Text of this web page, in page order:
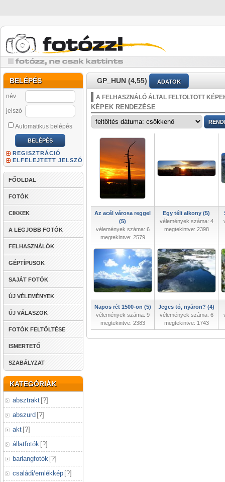
BELÉPÉS
név
jelszó
Automatikus belépés
REGISZTRÁCIÓ
ELFELEJTETT JELSZÓ
FŐOLDAL
FOTÓK
CIKKEK
A LEGJOBB FOTÓK
FELHASZNÁLÓK
GÉPTÍPUSOK
SAJÁT FOTÓK
ÚJ VÉLEMÉNYEK
ÚJ VÁLASZOK
FOTÓK FELTÖLTÉSE
ISMERTETŐ
SZABÁLYZAT
KATEGÓRIÁK
absztrakt [?]
abszurd [?]
akt [?]
állatfotók [?]
barlangfotók [?]
családi/emlékkép [?]
GP_HUN (4,55) ADATOK
A FELHASZNÁLÓ ÁLTAL FELTÖLTÖTT
KÉPEK RENDEZÉSE
Az acél városa reggel
(5)
vélemények száma: 6
megtekintve: 2579
Egy téli alkony (5)
vélemények száma: 4
megtekintve: 2398
Napos rét 1500-on (5)
vélemények száma: 9
megtekintve: 2383
Jeges tó, nyáron? (4)
vélemények száma: 6
megtekintve: 1743